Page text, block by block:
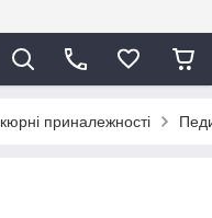
приналежності